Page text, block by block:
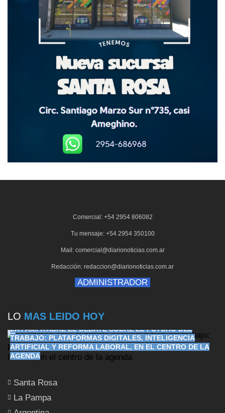
Comercial: +54 2954 806082
Tu mensaje: +54 2954 350100
Mail: comercial@diarionoticias.com.ar
Redacción: redaccion@diarionoticias.com.ar
ADMINISTRADOR
LO MAS LEIDO HOY
LA PAMPA ABRE EL DEBATE SOBRE EL FUTURO DEL
TRABAJO: PLATAFORMAS DIGITALES, INTELIGENCIA
ARTIFICIAL Y REFORMA LABORAL, EN EL CENTRO DE LA
AGENDA
Santa Rosa
La Pampa